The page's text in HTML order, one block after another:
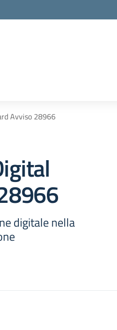
Avviso 28966
digitale nella